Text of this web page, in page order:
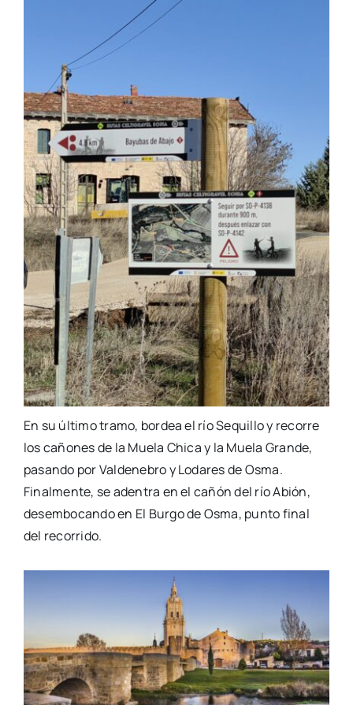
En su último tramo, bordea el río Sequillo y recorre
los cañones de la Muela Chica y la Muela Grande,
pasando por Valdenebro y Lodares de Osma.
Finalmente, se adentra en el cañón del río Abión,
desembocando en El Burgo de Osma, punto final
del recorrido.